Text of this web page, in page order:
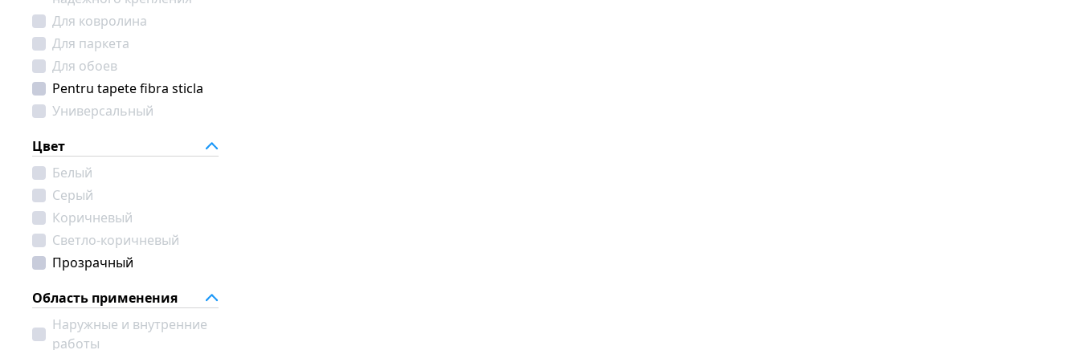
Для ковролина
Для паркета
Для обоев
Pentru tapete fibra sticla
Универсальный
Цвет
Белый
Серый
Коричневый
Светло-коричневый
Прозрачный
Область применения
Наружные и внутренние
работы